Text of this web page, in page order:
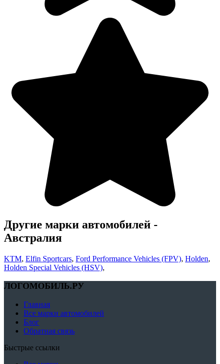
Другие марки автомобилей -
Австралия
KTM, Elfin Sportcars, Ford Performance Vehicles (FPV), Holden,
Holden Special Vehicles (HSV),
ЛОГОМОБИЛЬ.РУ
Главная
Все марки автомобилей
Блог
Обратная связь
Быстрые ссылки